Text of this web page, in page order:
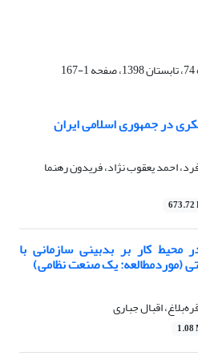
در جمهوری اسلامی ایران
احمد یعقوب نژاد، فریدون رهنما
673.72
کار بر بدبینی سازمانی با
(موردمطالعه: یک صنعت نظامی)
اقبال جباری
1.08